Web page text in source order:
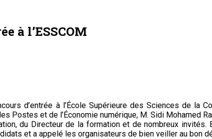
à l’ESSCOM
d’entrée à l’École Supérieure des Sciences de la
Postes et de l’Économie numérique, M. Sidi Mohamed
du Directeur de la formation et de nombreux invités.
et a appelé les organisateurs de bien veiller au bon